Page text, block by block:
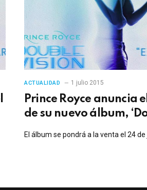
ACTUALIDAD 1 julio 2015
Prince Royce anuncia
de su nuevo álbum,
El álbum se pondrá a la venta el 24 de